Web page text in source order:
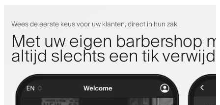
Wees de eerste keus voor uw klanten, direct in hun zak
Met uw eigen barbershop
altijd slechts een tik